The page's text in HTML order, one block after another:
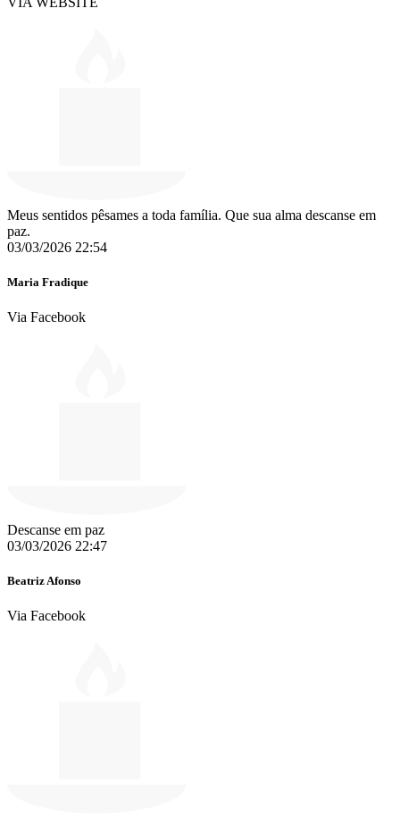
Meus sentidos pêsames a toda família. Que sua alma descanse em
paz.
03/03/2026 22:54
Maria Fradique
Via Facebook
Descanse em paz ️
03/03/2026 22:47
Beatriz Afonso
Via Facebook